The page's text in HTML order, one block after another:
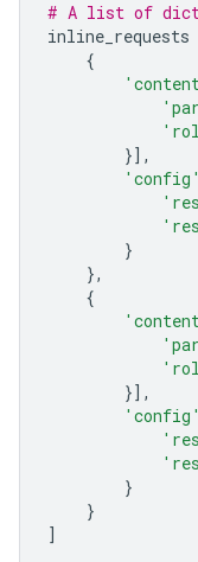
# A list of
inline_requests
{
}],
'config'
}
},
{
}],
'config'
}
}
]